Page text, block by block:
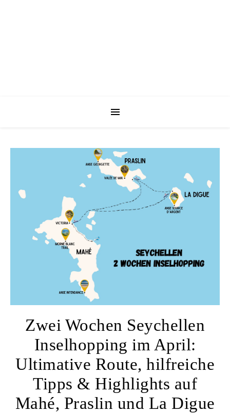
Zwei Wochen Seychellen
Inselhopping im April:
Ultimative Route, hilfreiche
Tipps & Highlights auf
Mahé, Praslin und La Digue